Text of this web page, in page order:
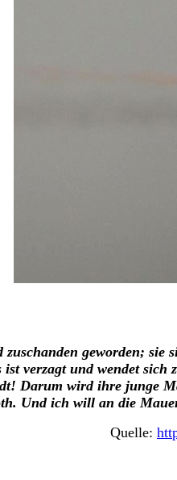
geworden; sie
ist verzagt und wendet
Darum wird ihre junge
Und ich will an die
Quelle: